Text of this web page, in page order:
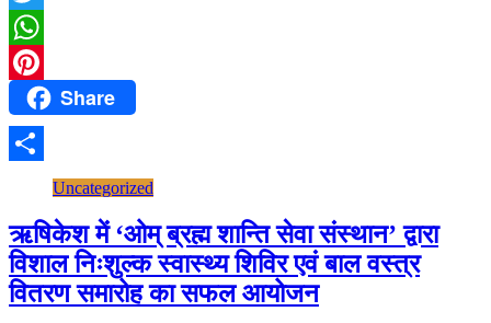
Twitter
WhatsApp
PinterestShare
Uncategorized
ऋषिकेश में ‘ओम् ब्रह्म शान्ति सेवा संस्थान’ द्वारा
विशाल निःशुल्क स्वास्थ्य शिविर एवं बाल वस्त्र
वितरण समारोह का सफल आयोजन